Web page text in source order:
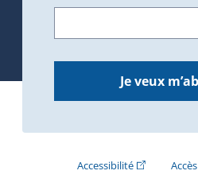
Je veux
Accessibilité(Cet